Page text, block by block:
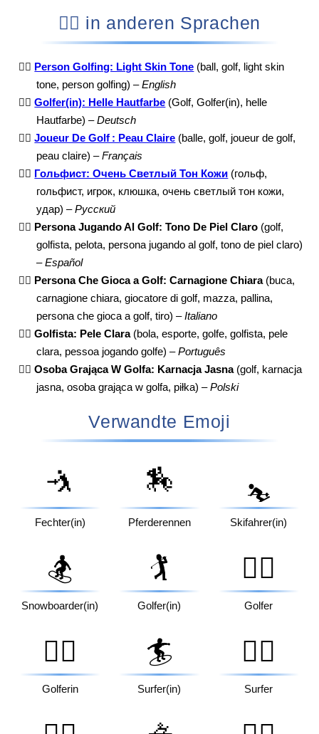
🏌🏻 in anderen Sprachen
🏌🏻 Person Golfing: Light Skin Tone (ball, golf, light skin
tone, person golfing) –English
🏌🏻 Golfer(in): Helle Hautfarbe (Golf, Golfer(in), helle
Hautfarbe) –Deutsch
🏌🏻 Joueur De Golf : Peau Claire (balle, golf, joueur de golf,
peau claire) –Français
🏌🏻 Гольфист: Очень Светлый Тон Кожи (гольф,
гольфист, игрок, клюшка, очень светлый тон кожи,
удар) –Русский
🏌🏻 Persona Jugando Al Golf: Tono De Piel Claro (golf,
golfista, pelota, persona jugando al golf, tono de piel claro)
–Español
🏌🏻 Persona Che Gioca a Golf: Carnagione Chiara(buca,
carnagione chiara, giocatore di golf, mazza, pallina,
persona che gioca a golf, tiro) –Italiano
🏌🏻 Golfista: Pele Clara(bola, esporte, golfe, golfista, pele
clara, pessoa jogando golfe) –Português
🏌🏻 Osoba Grająca W Golfa: Karnacja Jasna(golf, karnacja
jasna, osoba grająca w golfa, piłka) –Polski
Verwandte Emoji
🤺
Fechter(in)
🏇
Pferderennen
⛷️
Skifahrer(in)
🏂
Snowboarder(in)
🏌️
Golfer(in)
🏌️‍♂️
Golfer
🏌️‍♀️
Golferin
🏄
Surfer(in)
🏄‍♂️
Surfer